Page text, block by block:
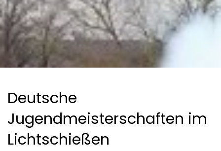
Deutsche
Jugendmeisterschaften im
Lichtschießen